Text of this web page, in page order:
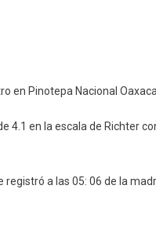
en Pinotepa Nacional
en la escala de Richter
a las 05: 06 de la